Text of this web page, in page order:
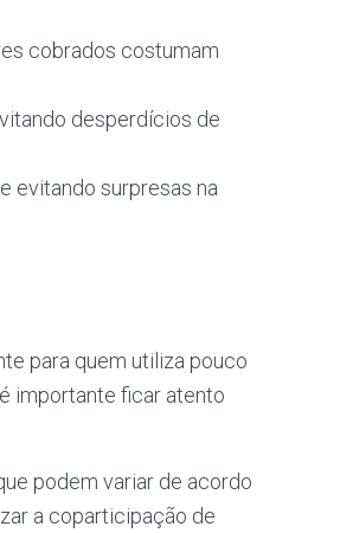
cobrados costumam
desperdícios de
evitando surpresas na
para quem utiliza pouco
importante ficar atento
podem variar de acordo
a coparticipação de